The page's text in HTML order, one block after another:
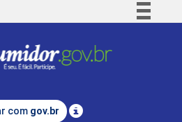
Comunica BR
Legislação
com gov.br